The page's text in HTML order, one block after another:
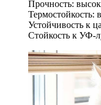
Прочность:
Термостойкость:
Устойчивость к
Стойкость к УФ-